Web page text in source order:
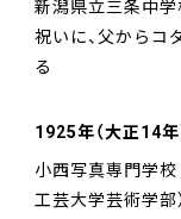
新潟県立三条中学
祝いに、父からコ
る
1925年（大正14年
小西写真専門学校
工芸大学芸術学部